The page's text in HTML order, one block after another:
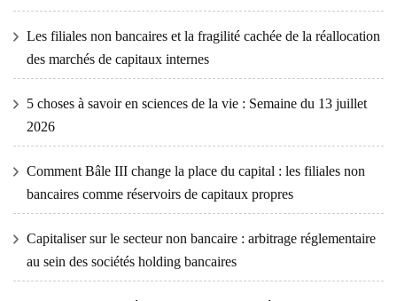
Les filiales non bancaires et la fragilité cachée de la réallocation
des marchés de capitaux internes
5 choses à savoir en sciences de la vie : Semaine du 13 juillet
2026
Comment Bâle III change la place du capital : les filiales non
bancaires comme réservoirs de capitaux propres
Capitaliser sur le secteur non bancaire : arbitrage réglementaire
au sein des sociétés holding bancaires